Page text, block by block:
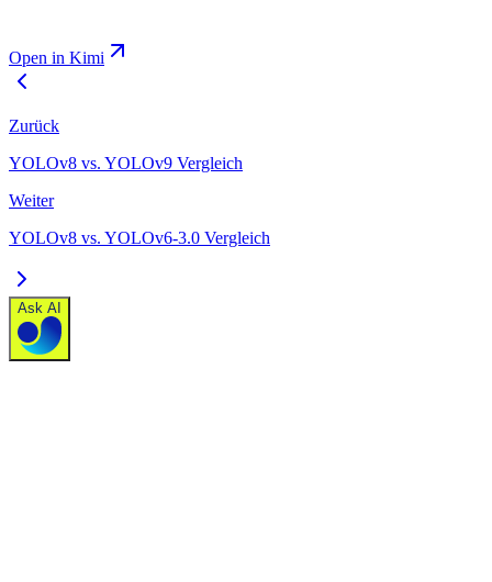
Open in Kimi
Zurück
YOLOv8 vs. YOLOv9 Vergleich
Weiter
YOLOv8 vs. YOLOv6-3.0 Vergleich
Ask AI